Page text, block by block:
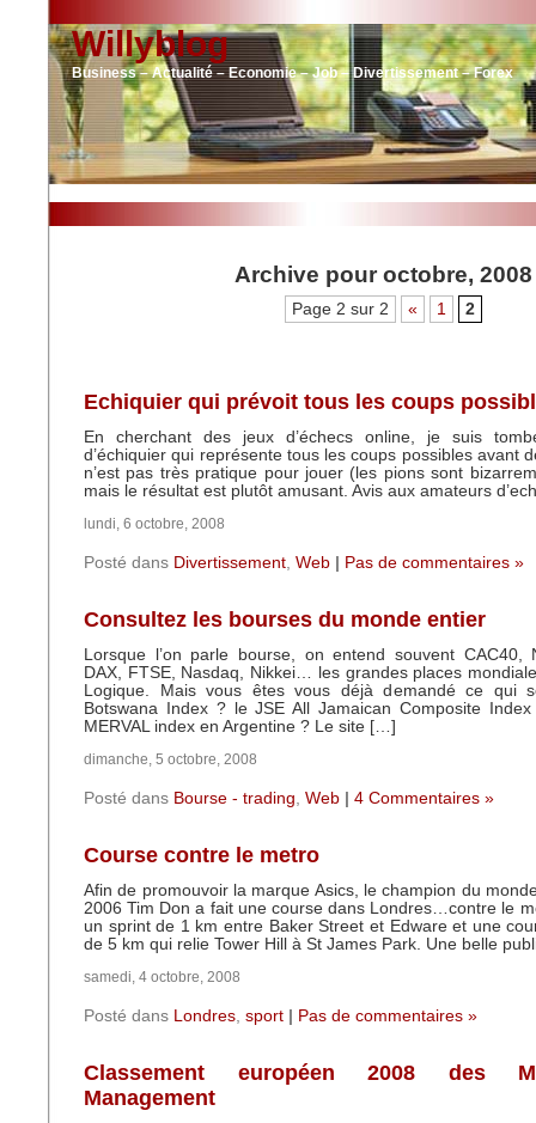
Willyblog
Business – Actualité – Economie – Job – Divertissement – Forex
Archive pour octobre, 2008
Page 2 sur 2 « 1 2
Echiquier qui prévoit tous les coups
En cherchant des jeux d’échecs online, je suis
d’échiquier qui représente tous les coups possibles avant
n’est pas très pratique pour jouer (les pions sont
mais le résultat est plutôt amusant. Avis aux amateurs
lundi, 6 octobre, 2008
Posté dans Divertissement, Web Pas de commentaires »
Consultez les bourses du monde entier
Lorsque l’on parle bourse, on entend souvent CAC40,
DAX, FTSE, Nasdaq, Nikkei… les grandes places
Logique. Mais vous êtes vous déjà demandé ce qui
Botswana Index ? le JSE All Jamaican Composite
MERVAL index en Argentine ? Le site […]
dimanche, 5 octobre, 2008
Posté dans Bourse - trading, Web 4 Commentaires »
Course contre le metro
Afin de promouvoir la marque Asics, le champion du
2006 Tim Don a fait une course dans Londres…contre le
un sprint de 1 km entre Baker Street et Edware et une
de 5 km qui relie Tower Hill à St James Park. Une belle
samedi, 4 octobre, 2008
Posté dans Londres, sport Pas de commentaires »
Classement européen 2008 des
Management